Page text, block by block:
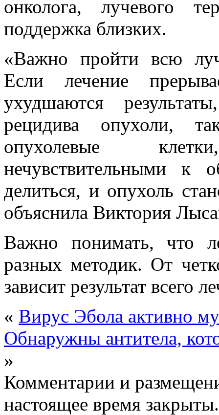
онколога, лучевого
поддержка близких.
«Важно пройти всю
Если лечение
ухудшаются
рецидива опухоли,
опухолевые
нечувствительными к
делиться, и опухоль
объяснила Виктория
Важно понимать, что
разных методик. От
зависит результат всего
« Вирус Эбола активно
Обнаружны антитела,
»
Комментарии и
настоящее время закрыты.